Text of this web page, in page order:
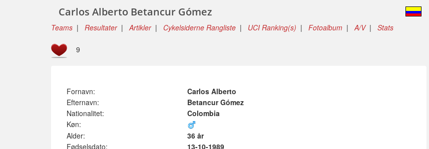
Carlos Alberto Betancur Gómez
Teams | Resultater|Artikler| Cykelsiderne Rangliste | UCI Ranking(s) | Fotoalbum |A/V| Stats
9
Fornavn:
Carlos Alberto
Efternavn:
Betancur Gómez
Nationalitet:
Colombia
Køn:
Alder:
36 år
Fødselsdato:
13-10-1989